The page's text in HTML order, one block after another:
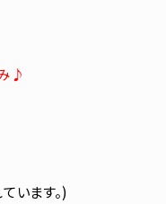
♪
います。)